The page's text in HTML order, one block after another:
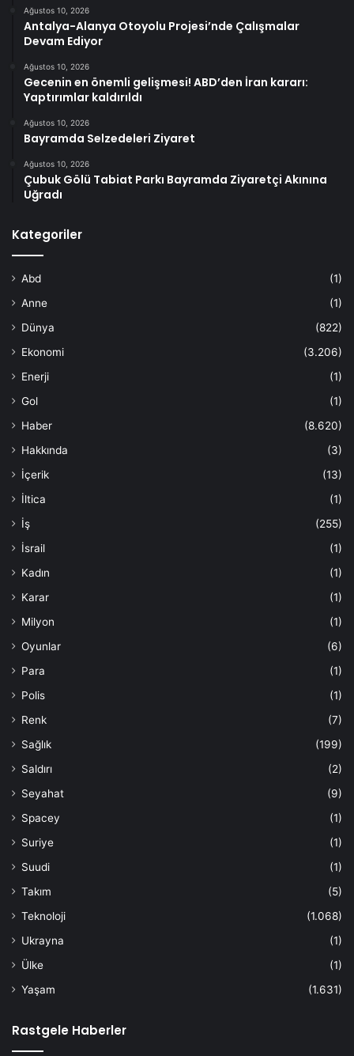
Ağustos 10, 2026
Antalya-Alanya Otoyolu Projesi’nde Çalışmalar
Devam Ediyor
Ağustos 10, 2026
Gecenin en önemli gelişmesi! ABD’den İran kararı:
Yaptırımlar kaldırıldı
Ağustos 10, 2026
Bayramda Selzedeleri Ziyaret
Ağustos 10, 2026
Çubuk Gölü Tabiat Parkı Bayramda Ziyaretçi Akınına
Uğradı
Kategoriler
Abd
(1)
Anne
(1)
Dünya
(822)
Ekonomi
(3.206)
Enerji
(1)
Gol
(1)
Haber
(8.620)
Hakkında
(3)
İçerik
(13)
İltica
(1)
İş
(255)
İsrail
(1)
Kadın
(1)
Karar
(1)
Milyon
(1)
Oyunlar
(6)
Para
(1)
Polis
(1)
Renk
(7)
Sağlık
(199)
Saldırı
(2)
Seyahat
(9)
Spacey
(1)
Suriye
(1)
Suudi
(1)
Takım
(5)
Teknoloji
(1.068)
Ukrayna
(1)
Ülke
(1)
Yaşam
(1.631)
Rastgele Haberler